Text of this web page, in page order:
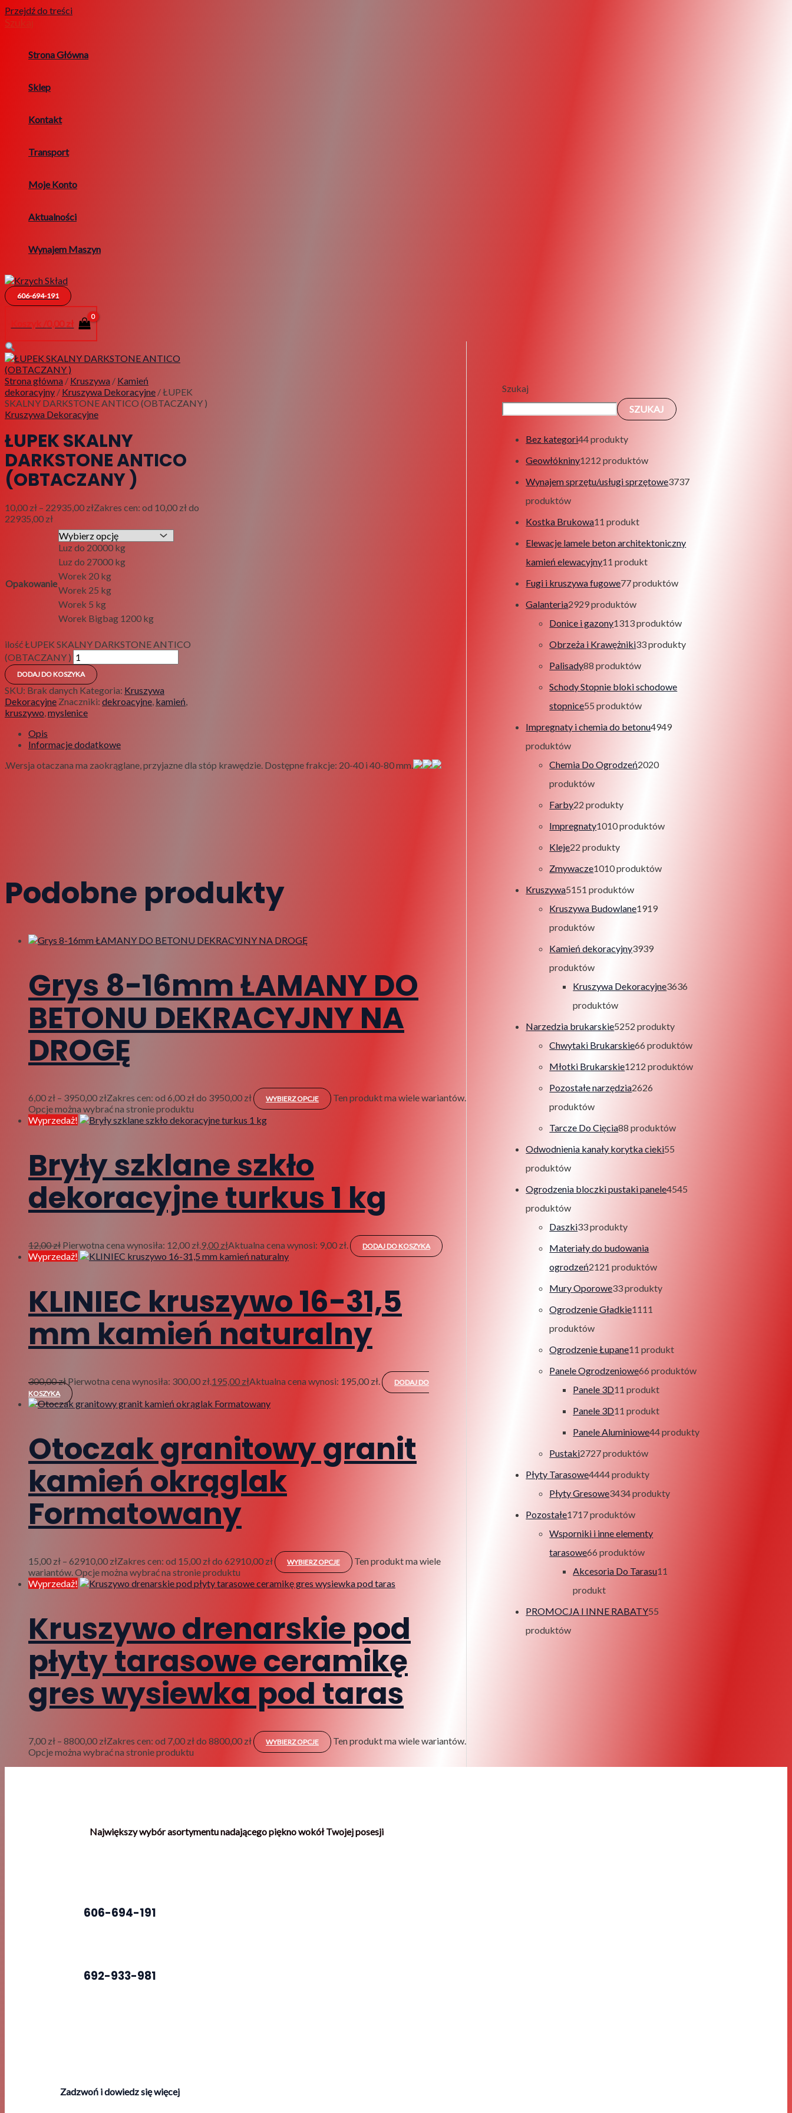
Przejdź do treści
Szukaj
Strona Główna
Sklep
Kontakt
Transport
Moje Konto
Aktualności
Wynajem Maszyn
606-694-191
0,00 zł
Strona główna / Kruszywa / Kamień
dekoracyjny / Kruszywa Dekoracyjne / ŁUPEK
SKALNY DARKSTONE ANTICO (OBTACZANY )
Kruszywa Dekoracyjne
ŁUPEK SKALNY
DARKSTONE ANTICO
(OBTACZANY )
10,00 zł – 22935,00 złZakres cen: od 10,00 zł do
22935,00 zł
Opakowanie
Luz do 20000 kg
Luz do 27000 kg
Worek 20 kg
Worek 25 kg
Worek 5 kg
Worek Bigbag 1200 kg
ilość ŁUPEK SKALNY DARKSTONE ANTICO
(OBTACZANY )
DODAJ DO KOSZYKA
SKU: Brak danych Kategoria: Kruszywa
Dekoracyjne Znaczniki: dekroacyjne, kamień,
kruszywo,myslenice
Opis
Informacje dodatkowe
.Wersja otaczana ma zaokrąglane, przyjazne dla stóp krawędzie. Dostępne frakcje: 20-40 i 40-80 mm.
Podobne produkty
Grys 8-16mm ŁAMANY DO
BETONU DEKRACYJNY NA
DROGĘ
6,00 zł – 3950,00 złZakres cen: od 6,00 zł do 3950,00 zł WYBIERZ OPCJE
Ten produkt ma wiele wariantów.
Opcje można wybrać na stronie produktu
Wyprzedaż!
Bryły szklane szkło
dekoracyjne turkus 1 kg
12,00zł Pierwotna cena wynosiła: 12,00 zł.9,00 złAktualna cena wynosi: 9,00 zł. DODAJ DO KOSZYKA
Wyprzedaż!
KLINIEC kruszywo 16-31,5
mm kamień naturalny
300,00zł Pierwotna cena wynosiła: 300,00 zł.195,00 złAktualna cena wynosi: 195,00 zł.
DODAJ DO
KOSZYKA
Otoczak granitowy granit
kamień okrąglak
Formatowany
15,00 zł – 62910,00 złZakres cen: od 15,00 zł do 62910,00 zł WYBIERZ OPCJE
Ten produkt ma wiele
wariantów. Opcje można wybrać na stronie produktu
Wyprzedaż!
Kruszywo drenarskie pod
płyty tarasowe ceramikę
gres wysiewka pod taras
7,00 zł – 8800,00 złZakres cen: od 7,00 zł do 8800,00 zł WYBIERZ OPCJE
Ten produkt ma wiele wariantów.
Opcje można wybrać na stronie produktu
Szukaj
SZUKAJ
Bez kategori44 produkty
Geowłókniny1212 produktów
Wynajem sprzętu/usługi sprzętowe3737
produktów
Kostka Brukowa11 produkt
Elewacje lamele beton architektoniczny
kamień elewacyjny11 produkt
Fugi i kruszywa fugowe77 produktów
Galanteria2929 produktów
Donice i gazony1313 produktów
Obrzeża i Krawężniki33 produkty
Palisady88 produktów
Schody Stopnie bloki schodowe
stopnice55 produktów
Impregnaty i chemia do betonu4949
produktów
Chemia Do Ogrodzeń2020
produktów
Farby22 produkty
Impregnaty1010 produktów
Kleje22 produkty
Zmywacze1010 produktów
Kruszywa5151 produktów
Kruszywa Budowlane1919
produktów
Kamień dekoracyjny3939
produktów
Kruszywa Dekoracyjne3636
produktów
Narzedzia brukarskie5252 produkty
Chwytaki Brukarskie66 produktów
Młotki Brukarskie1212 produktów
Pozostałe narzędzia2626
produktów
Tarcze Do Cięcia88 produktów
Odwodnienia kanały korytka cieki55
produktów
Ogrodzenia bloczki pustaki panele4545
produktów
Daszki33 produkty
Materiały do budowania
ogrodzeń2121 produktów
Mury Oporowe33 produkty
Ogrodzenie Gładkie1111
produktów
Ogrodzenie Łupane11 produkt
Panele Ogrodzeniowe66 produktów
Panele 3D11 produkt
Panele 3D11 produkt
Panele Aluminiowe44 produkty
Pustaki2727 produktów
Płyty Tarasowe4444 produkty
Płyty Gresowe3434 produkty
Pozostałe1717 produktów
Wsporniki i inne elementy
tarasowe66 produktów
Akcesoria Do Tarasu11
produkt
PROMOCJA I INNE RABATY55
produktów
Największy wybór asortymentu nadającego piękno wokół Twojej posesji
606-694-191
692-933-981
Zadzwoń i dowiedz się więcej